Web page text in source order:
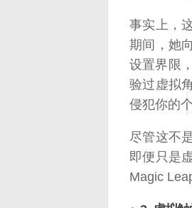
事实上，
期间，她
设置界限
验过虚拟
侵犯你的
尽管这不
即便只是
Magic